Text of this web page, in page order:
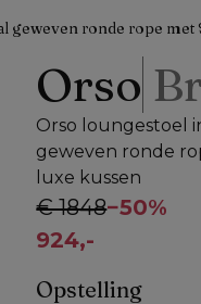
ronde rope met
Orso
Orso loungestoel
geweven ronde
luxe kussen
€ 1848−50%
924,-
Opstelling